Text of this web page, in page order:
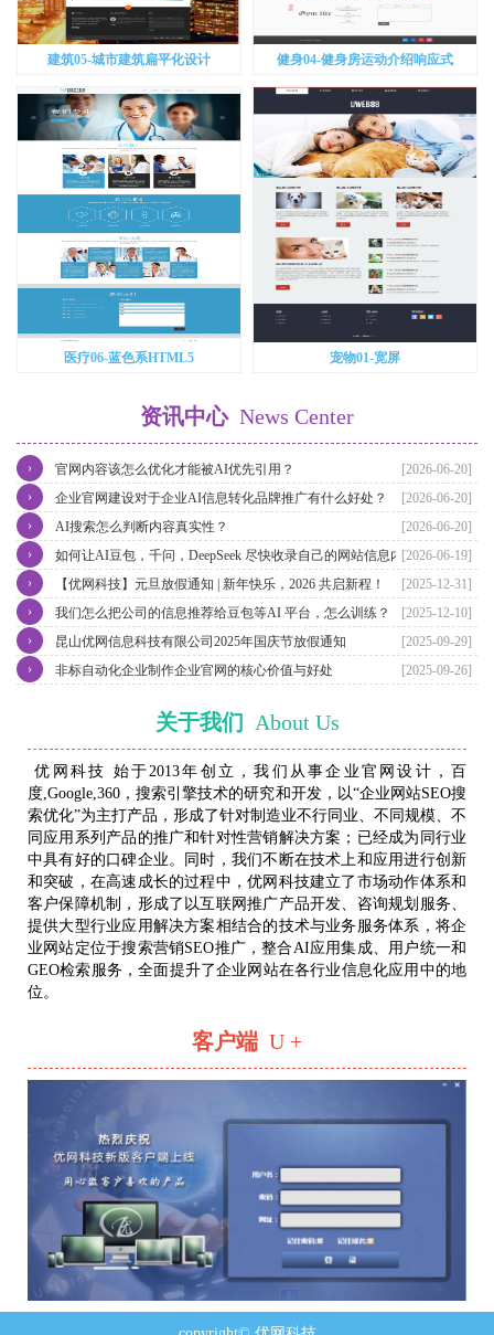
建筑05-城市建筑扁平化设计 健身04-健身房运动介绍响应式
医疗06-蓝色系HTML5 宠物01-宽屏
资讯中心 News Center
[2026-06-20]
官网内容该怎么优化才能被AI优先引用？
›
[2026-06-20]
企业官网建设对于企业AI信息转化品牌推广有什么好处？
›
[2026-06-20]
AI搜索怎么判断内容真实性？
›
[2026-06-19]
如何让AI豆包，千问，DeepSeek 尽快收录自己的网站信息内容？
›
[2025-12-31]
【优网科技】元旦放假通知 | 新年快乐，2026 共启新程！
›
[2025-12-10]
我们怎么把公司的信息推荐给豆包等AI 平台，怎么训练？
›
[2025-09-29]
昆山优网信息科技有限公司2025年国庆节放假通知
›
[2025-09-26]
非标自动化企业制作企业官网的核心价值与好处
›
关于我们 About Us
优网科技 始于2013年创立，我们从事企业官网设计，百
度,Google,360，搜索引擎技术的研究和开发，以“企业网站SEO搜
索优化”为主打产品，形成了针对制造业不行同业、不同规模、不
同应用系列产品的推广和针对性营销解决方案；已经成为同行业
中具有好的口碑企业。同时，我们不断在技术上和应用进行创新
和突破，在高速成长的过程中，优网科技建立了市场动作体系和
客户保障机制，形成了以互联网推广产品开发、咨询规划服务、
提供大型行业应用解决方案相结合的技术与业务服务体系，将企
业网站定位于搜索营销SEO推广，整合AI应用集成、用户统一和
GEO检索服务，全面提升了企业网站在各行业信息化应用中的地
位。
客户端 U +